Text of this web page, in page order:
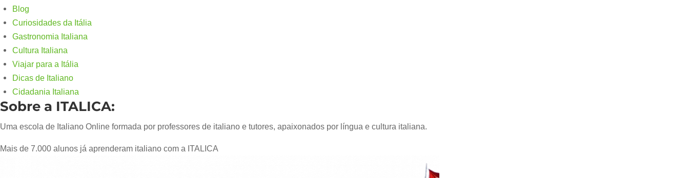
Blog
Curiosidades da Itália
Gastronomia Italiana
Cultura Italiana
Viajar para a Itália
Dicas de Italiano
Cidadania Italiana
Sobre a ITALICA:
Uma escola de Italiano Online formada por professores de italiano e tutores, apaixonados por língua e cultura italiana.
Mais de 7.000 alunos já aprenderam italiano com a ITALICA